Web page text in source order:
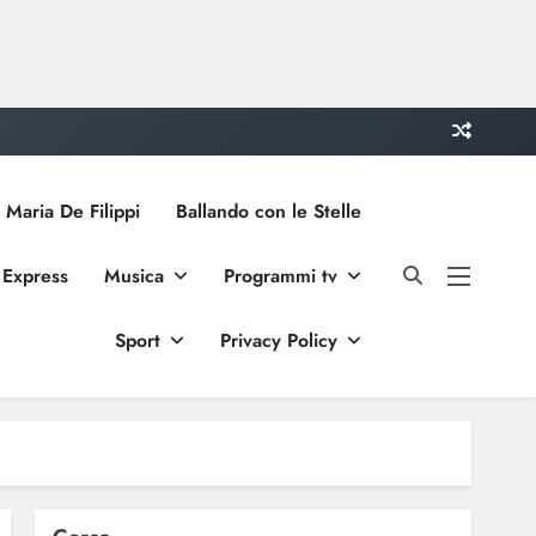
De Filippi Ballando con le Stelle
Musica Programmi tv
Sport Privacy Policy